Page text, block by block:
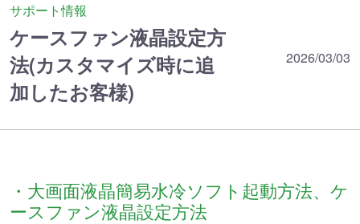
サポート情報
ケースファン液晶設定方
法(カスタマイズ時に追
加したお客様)
2026/03/03
・大画面液晶簡易水冷ソフト起動方法、ケ
ースファン液晶設定方法